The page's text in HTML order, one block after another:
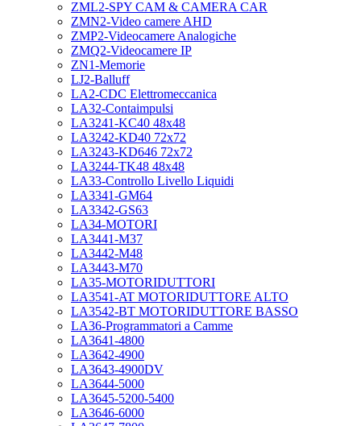
ZML2-SPY CAM & CAMERA CAR
ZMN2-Video camere AHD
ZMP2-Videocamere Analogiche
ZMQ2-Videocamere IP
ZN1-Memorie
LJ2-Balluff
LA2-CDC Elettromeccanica
LA32-Contaimpulsi
LA3241-KC40 48x48
LA3242-KD40 72x72
LA3243-KD646 72x72
LA3244-TK48 48x48
LA33-Controllo Livello Liquidi
LA3341-GM64
LA3342-GS63
LA34-MOTORI
LA3441-M37
LA3442-M48
LA3443-M70
LA35-MOTORIDUTTORI
LA3541-AT MOTORIDUTTORE ALTO
LA3542-BT MOTORIDUTTORE BASSO
LA36-Programmatori a Camme
LA3641-4800
LA3642-4900
LA3643-4900DV
LA3644-5000
LA3645-5200-5400
LA3646-6000